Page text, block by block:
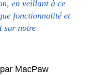
en veillant à ce
fonctionnalité et
sur notre
MacPaw